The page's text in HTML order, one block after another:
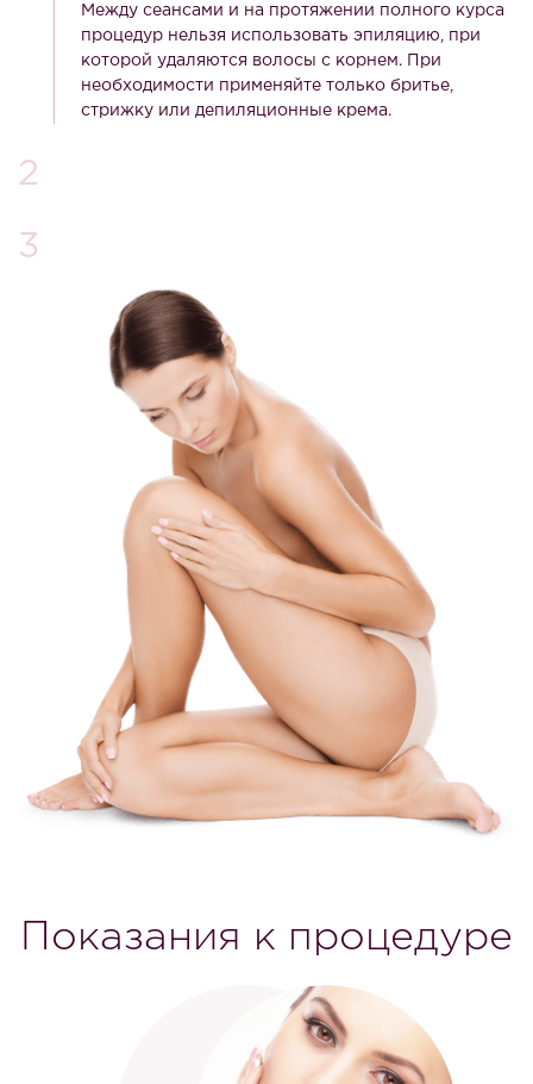
Между сеансами и на протяжении полного курса
процедур нельзя использовать эпиляцию, при
которой удаляются волосы с корнем. При
необходимости применяйте только бритье,
стрижку или депиляционные крема.
Показания к процедуре